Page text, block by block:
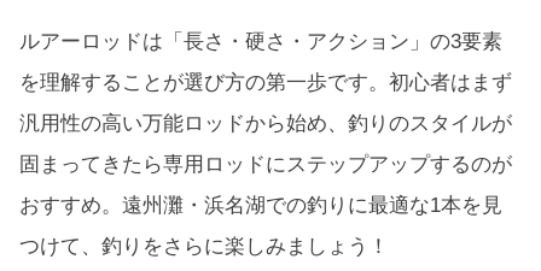
ルアーロッドは「長さ・硬さ・アクション」の3要素
を理解することが選び方の第一歩です。初心者はまず
汎用性の高い万能ロッドから始め、釣りのスタイルが
固まってきたら専用ロッドにステップアップするのが
おすすめ。遠州灘・浜名湖での釣りに最適な1本を見
つけて、釣りをさらに楽しみましょう！